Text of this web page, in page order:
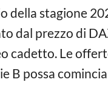
della stagione
dal prezzo di
cadetto. Le
B possa